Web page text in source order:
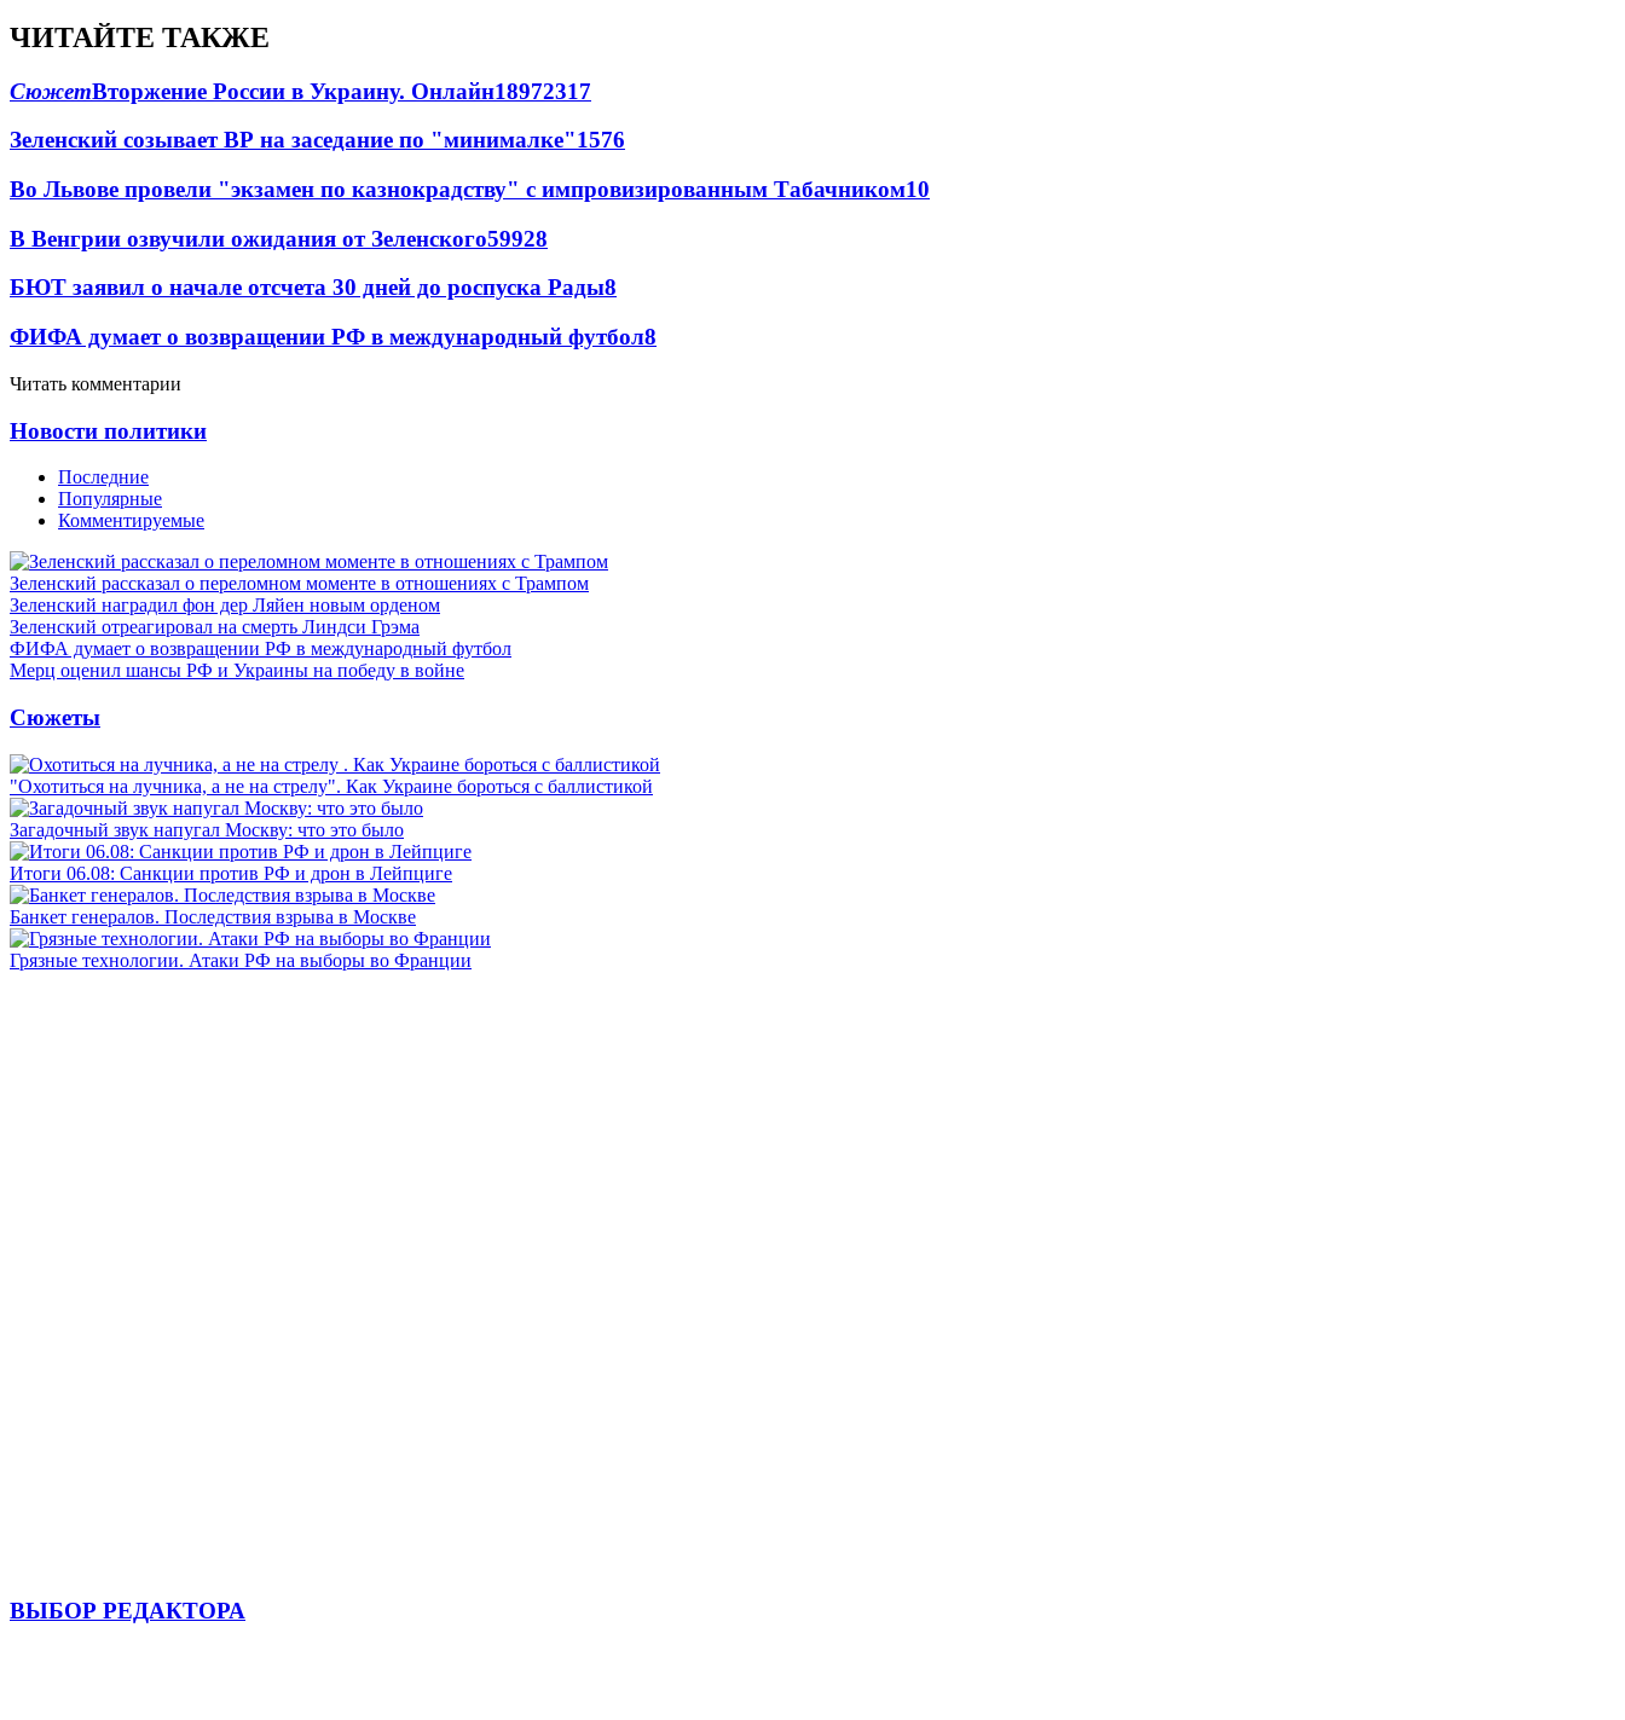
ЧИТАЙТЕ ТАКЖЕ
СюжетВторжение России в Украину. Онлайн18972317
Зеленский созывает ВР на заседание по "минималке"1576
Во Львове провели "экзамен по казнокрадству" с импровизированным Табачником10
В Венгрии озвучили ожидания от Зеленского59928
БЮТ заявил о начале отсчета 30 дней до роспуска Рады8
ФИФА думает о возвращении РФ в международный футбол8
Читать комментарии
Новости политики
Последние
Популярные
Комментируемые
Зеленский рассказал о переломном моменте в отношениях с Трампом
Зеленский наградил фон дер Ляйен новым орденом
Зеленский отреагировал на смерть Линдси Грэма
ФИФА думает о возвращении РФ в международный футбол
Мерц оценил шансы РФ и Украины на победу в войне
Сюжеты
"Охотиться на лучника, а не на стрелу". Как Украине бороться с баллистикой
Загадочный звук напугал Москву: что это было
Итоги 06.08: Санкции против РФ и дрон в Лейпциге
Банкет генералов. Последствия взрыва в Москве
Грязные технологии. Атаки РФ на выборы во Франции
ВЫБОР РЕДАКТОРА